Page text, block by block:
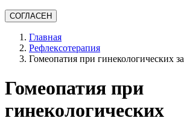
СОГЛАСЕН
Главная
Рефлексотерапия
Гомеопатия при гинекологических
Гомеопатия при
гинекологических